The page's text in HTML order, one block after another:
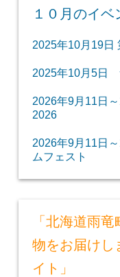
１０月のイベ
2025年10月19日
2025年10月5日
2026年9月11日
2026
2026年9月11日
ムフェスト
「北海道雨
物をお届けし
イト」